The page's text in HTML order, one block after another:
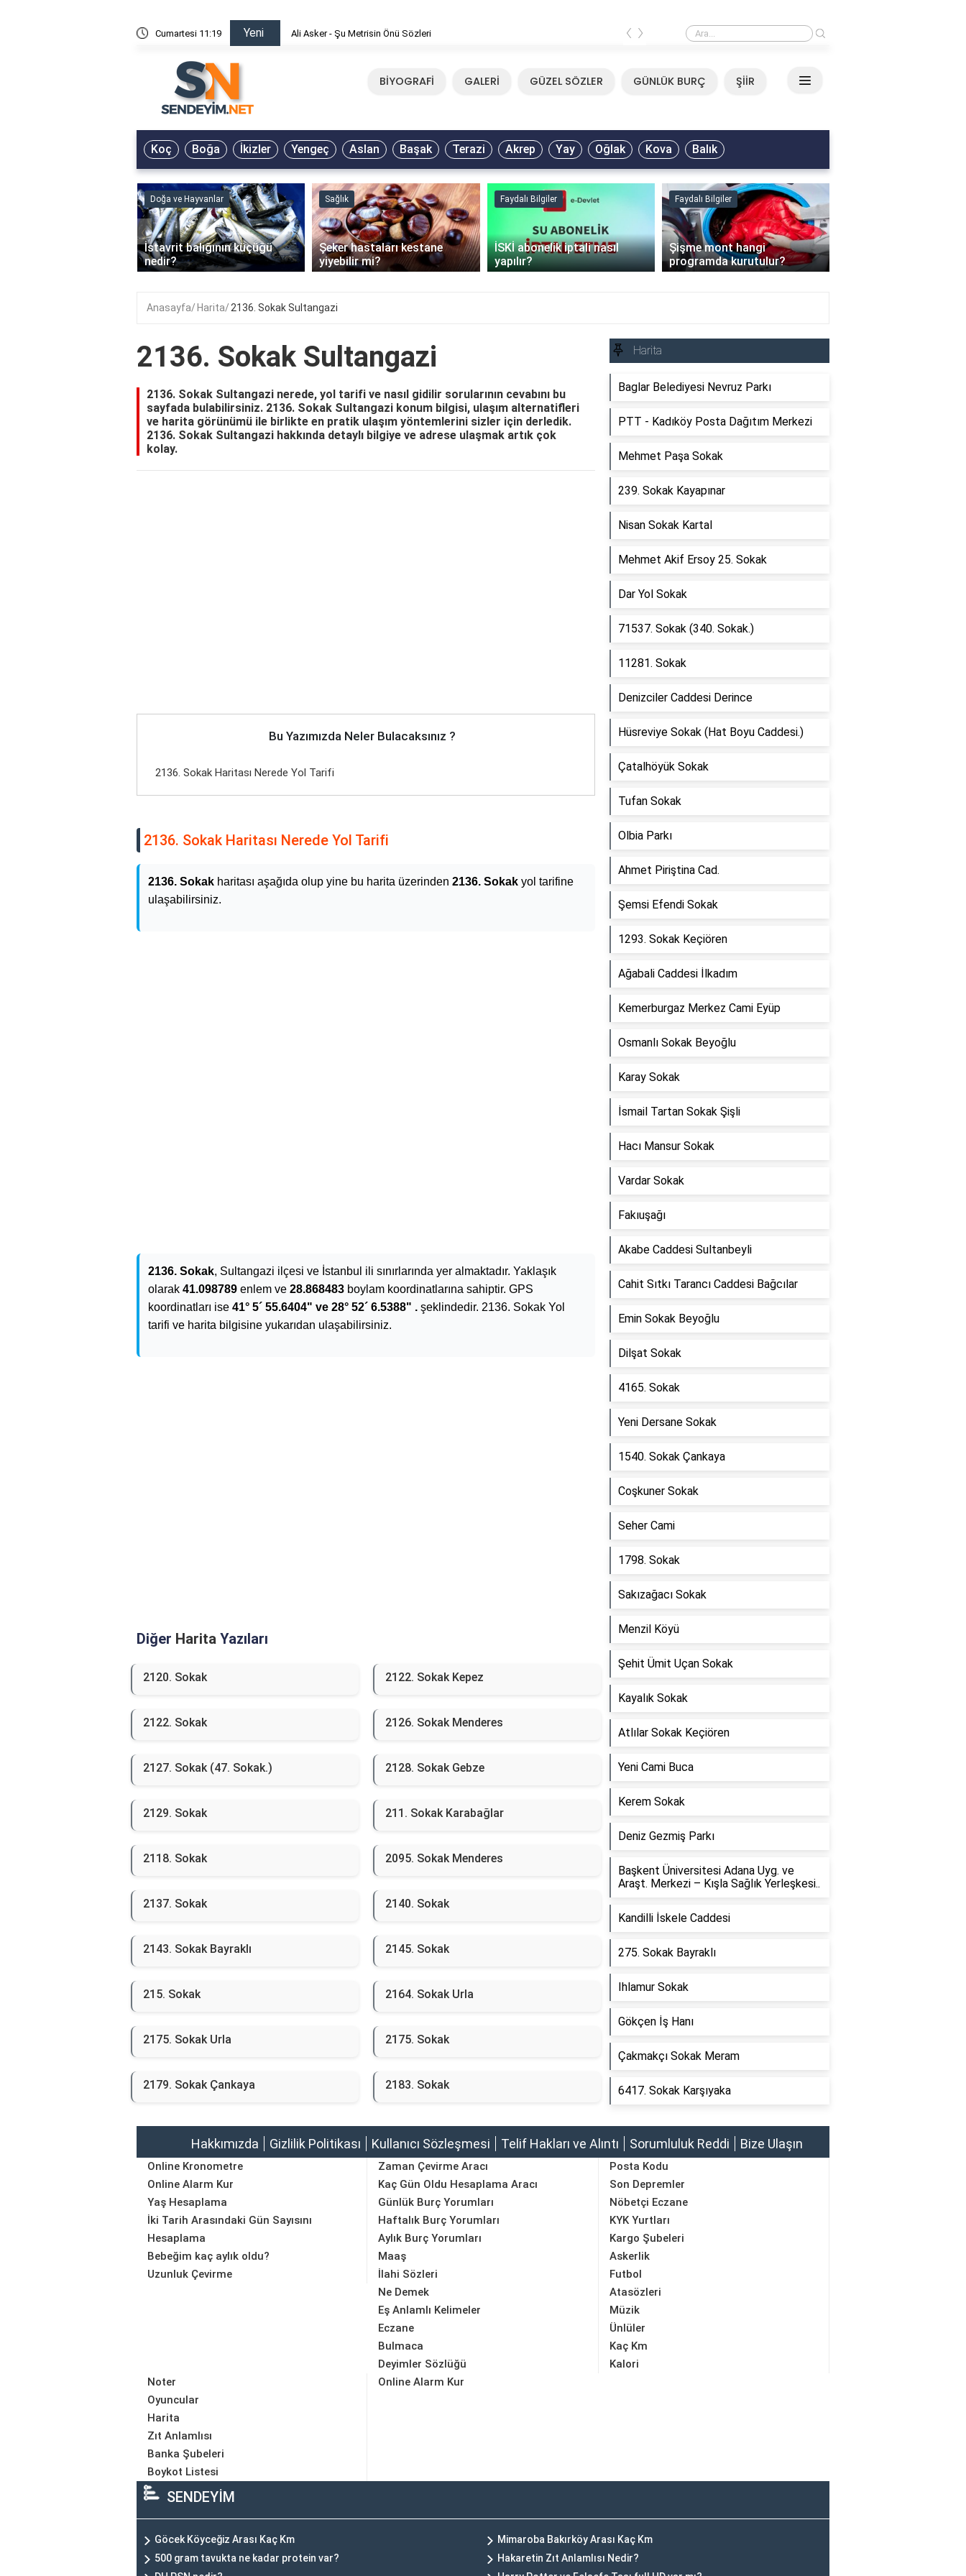
Cumartesi 11:19 Yeni Ali Asker - Şu Metrisin Önü Sözleri Mirkelam - Tavla Sözleri
‹ ›
BİYOGRAFİ GALERİ GÜZEL SÖZLER GÜNLÜK BURÇ ŞİİR
Koç Boğa İkizler Yengeç Aslan Başak Terazi Akrep Yay Oğlak Kova Balık
Doğa ve Hayvanlar
İstavrit balığının küçüğü
nedir?
Sağlık
Şeker hastaları kestane
yiyebilir mi?
Faydalı Bilgiler
İSKİ abonelik iptali nasıl
yapılır?
Faydalı Bilgiler
Şişme mont hangi
programda kurutulur?
‹ ›
Anasayfa Harita 2136. Sokak Sultangazi
2136. Sokak Sultangazi
2136. Sokak Sultangazi nerede, yol tarifi ve nasıl gidilir sorularının cevabını bu
sayfada bulabilirsiniz. 2136. Sokak Sultangazi konum bilgisi, ulaşım alternatifleri
ve harita görünümü ile birlikte en pratik ulaşım yöntemlerini sizler için derledik.
2136. Sokak Sultangazi hakkında detaylı bilgiye ve adrese ulaşmak artık çok
kolay.
Bu Yazımızda Neler Bulacaksınız ?
2136. Sokak Haritası Nerede Yol Tarifi
2136. Sokak Haritası Nerede Yol Tarifi
2136. Sokak haritası aşağıda olup yine bu harita üzerinden 2136. Sokak yol tarifine
ulaşabilirsiniz.
2136. Sokak, Sultangazi ilçesi ve İstanbul ili sınırlarında yer almaktadır. Yaklaşık
olarak 41.098789 enlem ve 28.868483 boylam koordinatlarına sahiptir. GPS
koordinatları ise 41° 5´ 55.6404" ve 28° 52´ 6.5388" . şeklindedir. 2136. Sokak Yol
tarifi ve harita bilgisine yukarıdan ulaşabilirsiniz.
Diğer Harita Yazıları
2120. Sokak 2122. Sokak Kepez
2122. Sokak 2126. Sokak Menderes
2127. Sokak (47. Sokak.) 2128. Sokak Gebze
2129. Sokak 211. Sokak Karabağlar
2118. Sokak 2095. Sokak Menderes
2137. Sokak 2140. Sokak
2143. Sokak Bayraklı 2145. Sokak
215. Sokak 2164. Sokak Urla
2175. Sokak Urla 2175. Sokak
2179. Sokak Çankaya 2183. Sokak
Harita
Baglar Belediyesi Nevruz Parkı
PTT - Kadıköy Posta Dağıtım Merkezi
Mehmet Paşa Sokak
239. Sokak Kayapınar
Nisan Sokak Kartal
Mehmet Akif Ersoy 25. Sokak
Dar Yol Sokak
71537. Sokak (340. Sokak.)
11281. Sokak
Denizciler Caddesi Derince
Hüsreviye Sokak (Hat Boyu Caddesi.)
Çatalhöyük Sokak
Tufan Sokak
Olbia Parkı
Ahmet Piriştina Cad.
Şemsi Efendi Sokak
1293. Sokak Keçiören
Ağabali Caddesi İlkadım
Kemerburgaz Merkez Cami Eyüp
Osmanlı Sokak Beyoğlu
Karay Sokak
İsmail Tartan Sokak Şişli
Hacı Mansur Sokak
Vardar Sokak
Fakıuşağı
Akabe Caddesi Sultanbeyli
Cahit Sıtkı Tarancı Caddesi Bağcılar
Emin Sokak Beyoğlu
Dilşat Sokak
4165. Sokak
Yeni Dersane Sokak
1540. Sokak Çankaya
Coşkuner Sokak
Seher Cami
1798. Sokak
Sakızağacı Sokak
Menzil Köyü
Şehit Ümit Uçan Sokak
Kayalık Sokak
Atlılar Sokak Keçiören
Yeni Cami Buca
Kerem Sokak
Deniz Gezmiş Parkı
Başkent Üniversitesi Adana Uyg. ve
Araşt. Merkezi – Kışla Sağlık Yerleşkesi..
Kandilli İskele Caddesi
275. Sokak Bayraklı
Ihlamur Sokak
Gökçen İş Hanı
Çakmakçı Sokak Meram
6417. Sokak Karşıyaka
Hakkımızda Gizlilik Politikası Kullanıcı Sözleşmesi Telif Hakları ve Alıntı Sorumluluk Reddi Bize Ulaşın
Online Kronometre
Online Alarm Kur
Yaş Hesaplama
İki Tarih Arasındaki Gün Sayısını
Hesaplama
Bebeğim kaç aylık oldu?
Uzunluk Çevirme
Zaman Çevirme Aracı
Kaç Gün Oldu Hesaplama Aracı
Günlük Burç Yorumları
Haftalık Burç Yorumları
Aylık Burç Yorumları
Maaş
Posta Kodu
Son Depremler
Nöbetçi Eczane
KYK Yurtları
Kargo Şubeleri
Askerlik
İlahi Sözleri
Ne Demek
Eş Anlamlı Kelimeler
Eczane
Bulmaca
Deyimler Sözlüğü
Futbol
Atasözleri
Müzik
Ünlüler
Kaç Km
Kalori
Noter
Oyuncular
Harita
Zıt Anlamlısı
Banka Şubeleri
Boykot Listesi
Online Alarm Kur
SENDEYİM
Göcek Köyceğiz Arası Kaç Km
Mimaroba Bakırköy Arası Kaç Km
500 gram tavukta ne kadar protein var?
Hakaretin Zıt Anlamlısı Nedir?